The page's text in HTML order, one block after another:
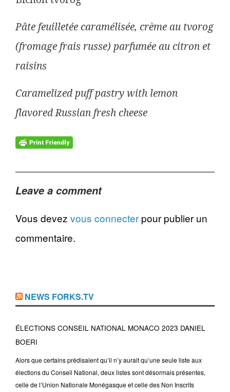
Pâte feuilletée caramélisée, crème au tvorog
(fromage frais russe) parfumée au citron et
raisins
Caramelized puff pastry with lemon
flavored Russian fresh cheese
Leave a comment
Vous devez vous connecter pour publier un
commentaire.
NEWS FORKS.TV
ÉLECTIONS CONSEIL NATIONAL MONACO 2023 DANIEL
BOERI
Alors que certains prédisaient qu’il n’y aurait qu’une seule liste aux
élections du Conseil National, deux listes sont désormais présentes,
celle de l’Union Nationale Monégasque et celle des Non Inscrits